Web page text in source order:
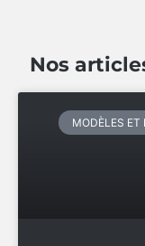
Nos
MODÈLES ET